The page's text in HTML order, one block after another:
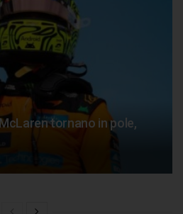
tornano in pole,